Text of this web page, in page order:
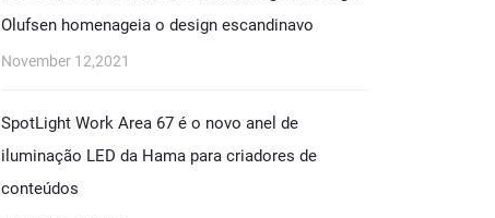
Olufsen homenageia o design escandinavo
November 12,2021
SpotLight Work Area 67 é o novo anel de
iluminação LED da Hama para criadores de
conteúdos